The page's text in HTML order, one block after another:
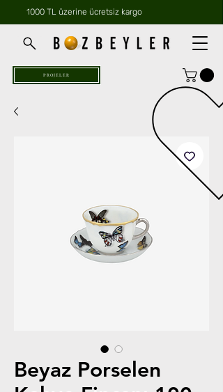
1000 TL üzerine ücretsiz kargo
PROJELER
Beyaz Porselen